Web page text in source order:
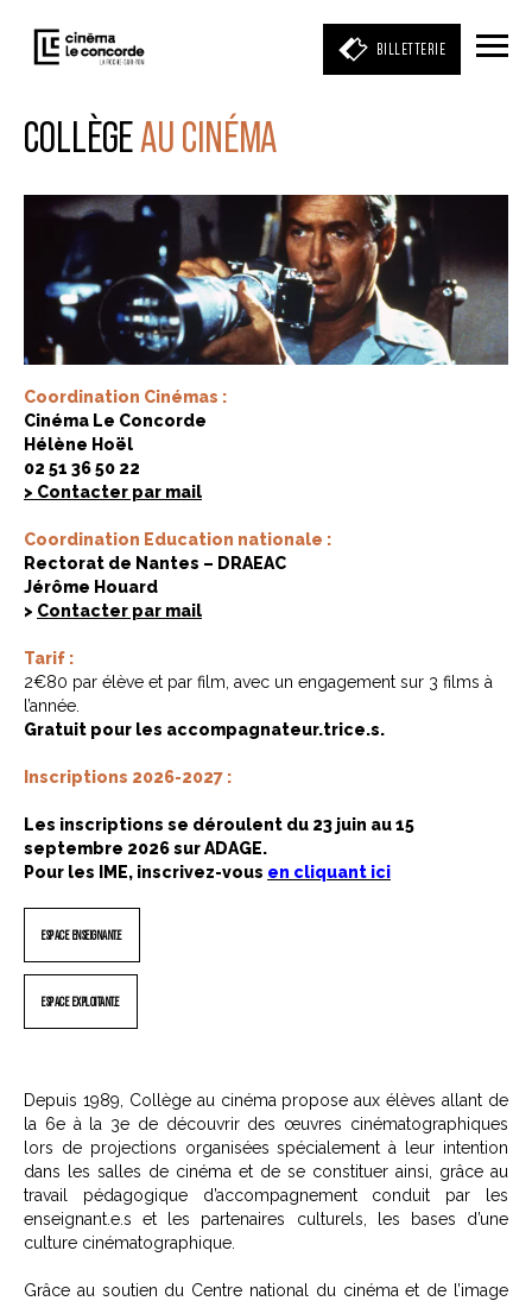
BILLETTERIE
(film, réalisateur, acteur, événement)
COLLÈGEAU CINÉMA
Depuis 1989, Collège au cinéma propose aux élèves allant de
la 6e à la 3e de découvrir des œuvres cinématographiques
lors de projections organisées spécialement à leur intention
dans les salles de cinéma et de se constituer ainsi, grâce au
travail pédagogique d’accompagnement conduit par les
enseignant.e.s et les partenaires culturels, les bases d’une
culture cinématographique.
Grâce au soutien du Centre national du cinéma et de l’image
Coordination Cinémas :
Cinéma Le Concorde
Hélène Hoël
02 51 36 50 22
> Contacter par mail
Coordination Education nationale :
Rectorat de Nantes – DRAEAC
Jérôme Houard
> Contacter par mail
Tarif :
2€80 par élève et par film, avec un engagement sur 3 films à
l’année.
Gratuit pour les accompagnateur.trice.s.
Inscriptions 2026-2027 :
Les inscriptions se déroulent du 23 juin au 15
septembre 2026 sur ADAGE.
Pour les IME, inscrivez-vous en cliquant ici
ESPACE ENSEIGNANT.E
ESPACE EXPLOITANT.E